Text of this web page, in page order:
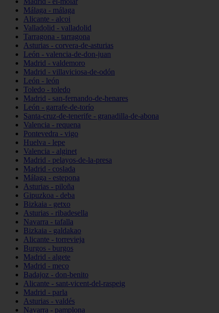
Málaga - málaga
Alicante - alcoi
Valladolid - valladolid
Tarragona - tarragona
Asturias - corvera-de-asturias
León - valencia-de-don-juan
Madrid - valdemoro
Madrid - villaviciosa-de-odón
León - león
Toledo - toledo
Madrid - san-fernando-de-henares
León - garrafe-de-torío
Santa-cruz-de-tenerife - granadilla-de-abona
Valencia - requena
Pontevedra - vigo
Huelva - lepe
Valencia - alginet
Madrid - pelayos-de-la-presa
Madrid - coslada
Málaga - estepona
Asturias - piloña
Gipuzkoa - deba
Bizkaia - getxo
Asturias - ribadesella
Navarra - tafalla
Bizkaia - galdakao
Alicante - torrevieja
Burgos - burgos
Madrid - algete
Madrid - meco
Badajoz - don-benito
Alicante - sant-vicent-del-raspeig
Madrid - parla
Asturias - valdés
Navarra - pamplona